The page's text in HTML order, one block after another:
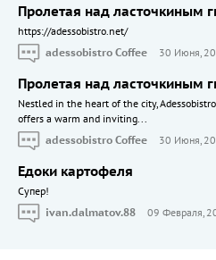
Пролетая над ласточкиным
https://adessobistro.net/
adessobistro Coffee
30 Июня,
Пролетая над ласточкиным
Nestled in the heart of the city,
offers a warm and inviting...
adessobistro Coffee
30 Июня,
Едоки картофеля
Cупер!
ivan.dalmatov.88
09 Февраля,